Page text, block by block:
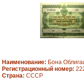
Наименование: Бона
Регистрационный номер:
Страна: CCCP